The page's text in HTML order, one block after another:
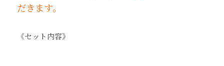
だきます。
《セット内容》